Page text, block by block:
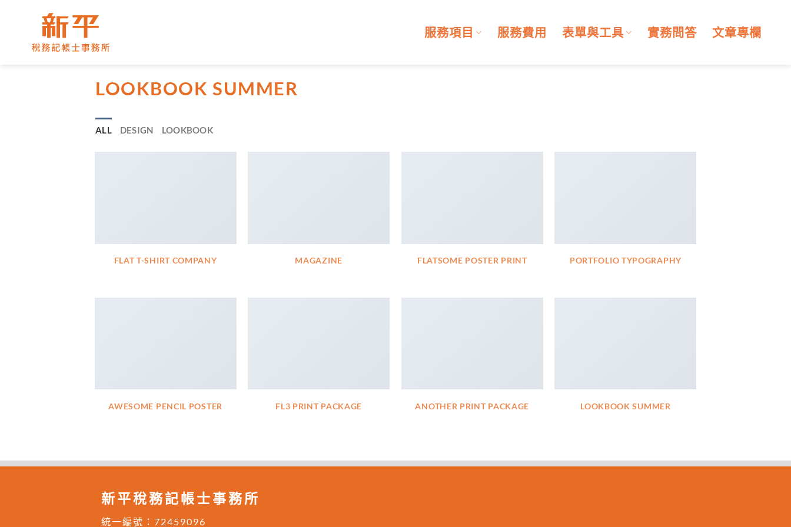
content
服務項目 服務費用 表單與工具 實務問答 文章專欄
LOOKBOOK SUMMER
ALL DESIGN LOOKBOOK
FLAT T-SHIRT COMPANY MAGAZINE FLATSOME POSTER PRINT PORTFOLIO TYPOGRAPHY
AWESOME PENCIL POSTER FL3 PRINT PACKAGE ANOTHER PRINT PACKAGE LOOKBOOK SUMMER
新平稅務記帳士事務所
統一編號：72459096